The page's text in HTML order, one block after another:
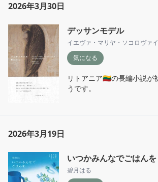
2026年3月30日
デッサンモデル
イエヴァ・マリヤ・ソコロヴァ
気になる
リトアニア🇱🇹の長編小説が
うです。
2026年3月19日
いつかみんなでごはんを
碧月はる